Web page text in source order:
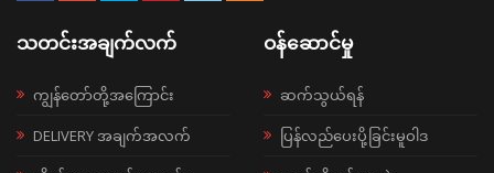
သတင်းအချက်လက်
ကျွန်တော်တို့အကြောင်း
DELIVERY အချက်အလက်
ဝန်ဆောင်မှု
ဆက်သွယ်ရန်
ပြန်လည်ပေးပို့ခြင်းမူဝါဒ